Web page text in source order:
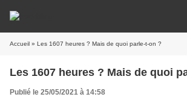
Accueil » Les 1607 heures ? Mais de quoi parle-t-on ?
Les 1607 heures ? Mais de quoi
Publié le 25/05/2021 à 14:58